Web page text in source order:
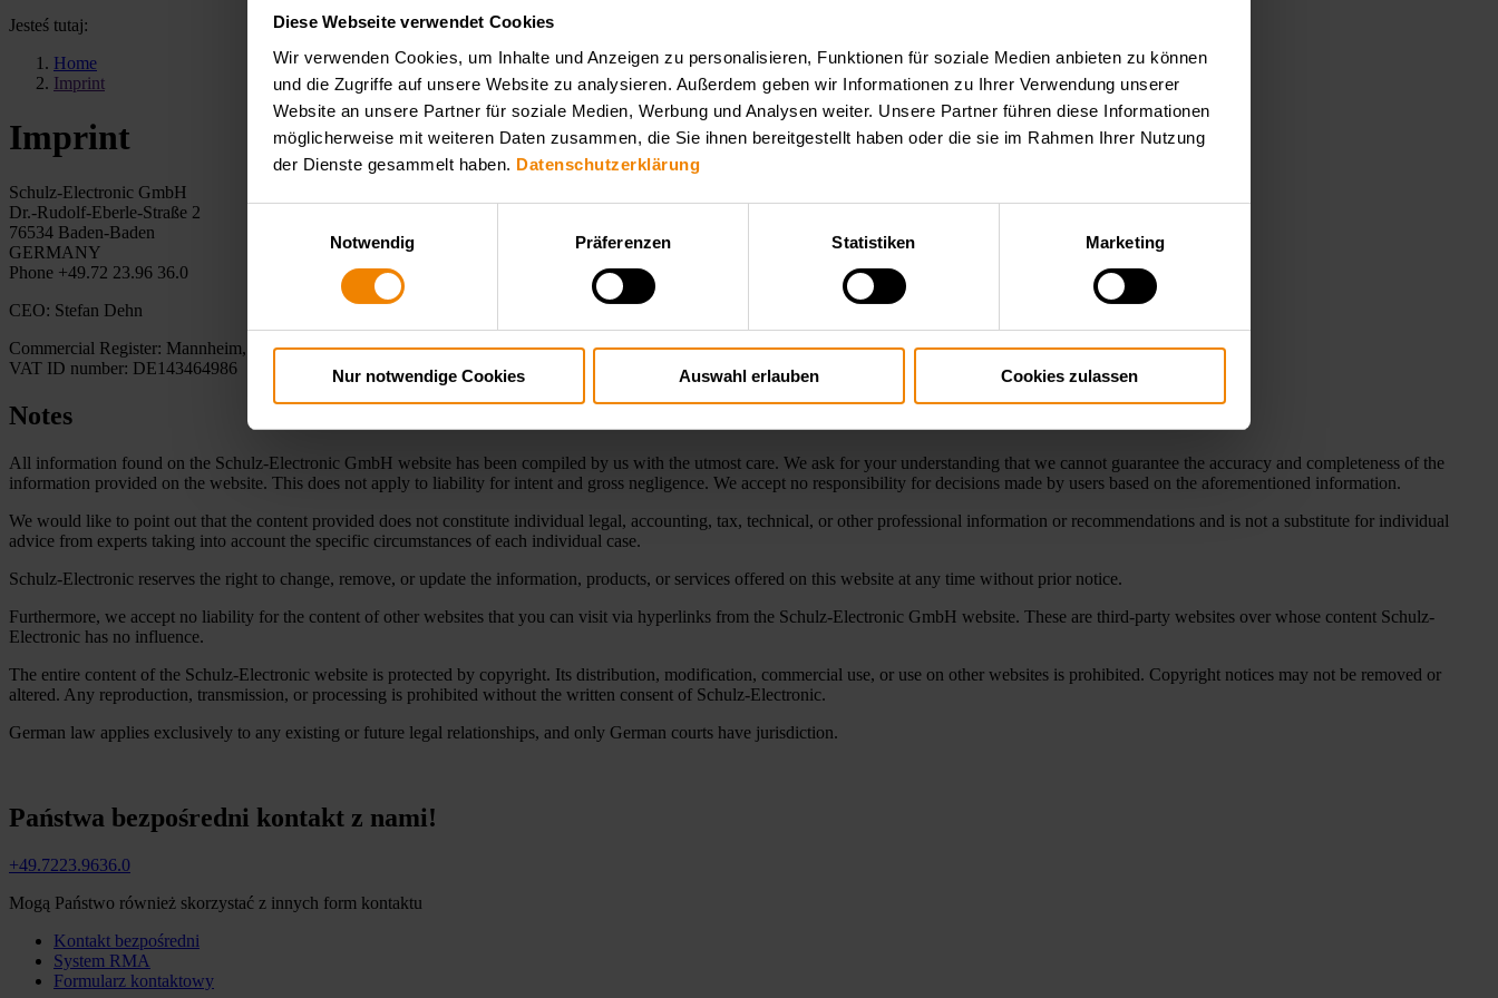
Diese Webseite verwendet Cookies
Wir verwenden Cookies, um Inhalte und Anzeigen zu personalisieren, Funktionen für soziale Medien anbieten zu können
und die Zugriffe auf unsere Website zu analysieren. Außerdem geben wir Informationen zu Ihrer Verwendung unserer
Website an unsere Partner für soziale Medien, Werbung und Analysen weiter. Unsere Partner führen diese Informationen
möglicherweise mit weiteren Daten zusammen, die Sie ihnen bereitgestellt haben oder die sie im Rahmen Ihrer Nutzung
der Dienste gesammelt haben. Datenschutzerklärung
Notwendig
Präferenzen Statistiken Marketing
Nur notwendige Cookies Auswahl erlauben Cookies zulassen
Jesteś tutaj:
Home
Imprint
Imprint
Schulz-Electronic GmbH
Dr.-Rudolf-Eberle-Straße 2
76534 Baden-Baden
GERMANY
Phone +49.72 23.96 36.0
CEO: Stefan Dehn
Commercial Register: Mannheim, HRB 201299
VAT ID number: DE143464986
Notes
All information found on the Schulz-Electronic GmbH website has been compiled by us with the utmost care. We ask for your understanding that we cannot guarantee the accuracy and completeness of the
information provided on the website. This does not apply to liability for intent and gross negligence. We accept no responsibility for decisions made by users based on the aforementioned information.
We would like to point out that the content provided does not constitute individual legal, accounting, tax, technical, or other professional information or recommendations and is not a substitute for individual
advice from experts taking into account the specific circumstances of each individual case.
Schulz-Electronic reserves the right to change, remove, or update the information, products, or services offered on this website at any time without prior notice.
Furthermore, we accept no liability for the content of other websites that you can visit via hyperlinks from the Schulz-Electronic GmbH website. These are third-party websites over whose content Schulz-
Electronic has no influence.
The entire content of the Schulz-Electronic website is protected by copyright. Its distribution, modification, commercial use, or use on other websites is prohibited. Copyright notices may not be removed or
altered. Any reproduction, transmission, or processing is prohibited without the written consent of Schulz-Electronic.
German law applies exclusively to any existing or future legal relationships, and only German courts have jurisdiction.
Państwa bezpośredni kontakt z nami!
+49.7223.9636.0
Mogą Państwo również skorzystać z innych form kontaktu
Kontakt bezpośredni
System RMA
Formularz kontaktowy